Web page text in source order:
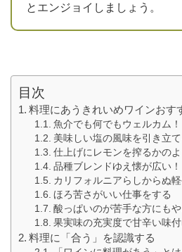
とエンジョイしましょう。
目次
料理にあうきれいめワインおす
魚介でも何でもウェルカム！
美味しい塩の風味を引き立て
仕上げにレモンを搾るかのよ
品種ブレンドゆえ懐が広い！
カリフォルニアらしからぬ軽
ほろ苦さがいい仕事をする
酸っぱいのが苦手な方にも
果実味の充実度で甘辛い味
料理に「合う」を認識する